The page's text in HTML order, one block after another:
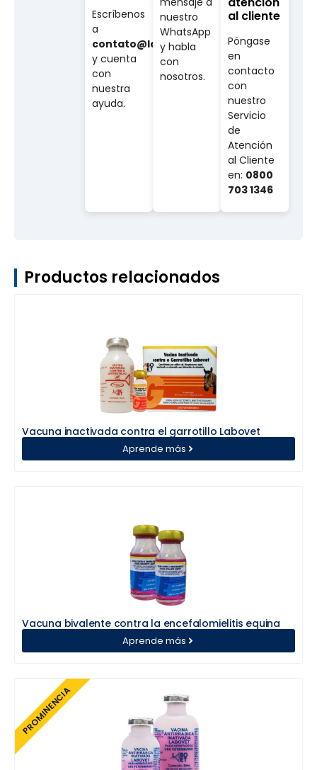
Escríbenos
a
contato@labovet.com.br
y cuenta
con
nuestra
ayuda.
nuestro
WhatsApp
y habla
con
nosotros.
al cliente
Póngase
en
contacto
con
nuestro
Servicio
de
Atención
al Cliente
en: 0800
703 1346
Productos relacionados
Aprende más
Vacuna inactivada contra el garrotillo Labovet
Aprende más
Vacuna bivalente contra la encefalomielitis equina
PROMINENCIA